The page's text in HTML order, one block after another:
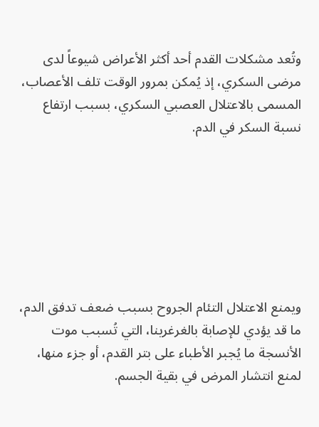
وتُعد مشكلات القدم أحد أكثر الأعراض شيوعاً لدى
مرضى السكري، إذ يُمكن بمرور الوقت تلف الأعصاب،
المسمى بالاعتلال العصبي السكري، بسبب ارتفاع
نسبة السكر في الدم.
ويمنع الاعتلال التئام الجروح بسبب ضعف تدفق الدم،
ما قد يؤدي للإصابة بالغرغرينا، التي تُسبب موت
الأنسجة ما يُجبر الأطباء على بتر القدم، أو جزء منها،
لمنع انتشار المرض في بقية الجسم.